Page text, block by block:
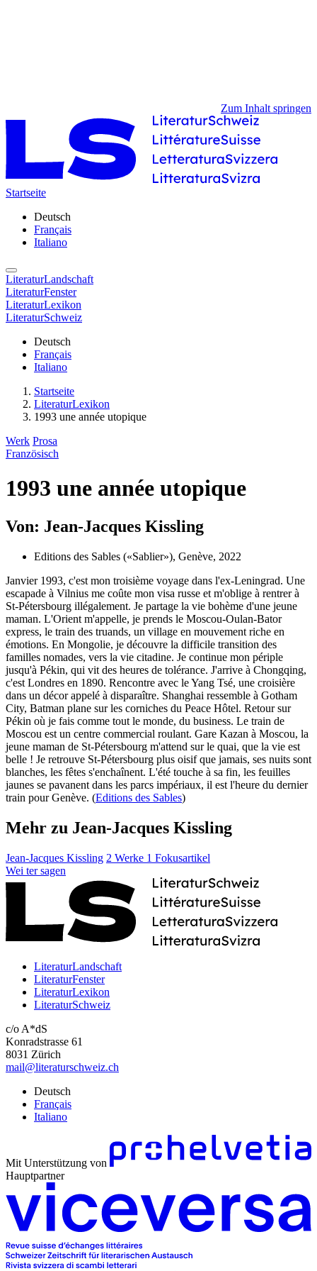
Zum Inhalt springen
Startseite
Deutsch
Français
Italiano
LiteraturLandschaft
LiteraturFenster
LiteraturLexikon
LiteraturSchweiz
Deutsch
Français
Italiano
Startseite
LiteraturLexikon
1993 une année utopique
Werk Prosa
Französisch
1993 une année utopique
Von: Jean-Jacques Kissling
Editions des Sables («Sablier»), Genève, 2022
Janvier 1993, c'est mon troisième voyage dans l'ex-Leningrad. Une
escapade à Vilnius me coûte mon visa russe et m'oblige à rentrer à
St-Pétersbourg illégalement. Je partage la vie bohème d'une jeune
maman. L'Orient m'appelle, je prends le Moscou-Oulan-Bator
express, le train des truands, un village en mouvement riche en
émotions. En Mongolie, je découvre la difficile transition des
familles nomades, vers la vie citadine. Je continue mon périple
jusqu'à Pékin, qui vit des heures de tolérance. J'arrive à Chongqing,
c'est Londres en 1890. Rencontre avec le Yang Tsé, une croisière
dans un décor appelé à disparaître. Shanghai ressemble à Gotham
City, Batman plane sur les corniches du Peace Hôtel. Retour sur
Pékin où je fais comme tout le monde, du business. Le train de
Moscou est un centre commercial roulant. Gare Kazan à Moscou, la
jeune maman de St-Pétersbourg m'attend sur le quai, que la vie est
belle ! Je retrouve St-Pétersbourg plus oisif que jamais, ses nuits sont
blanches, les fêtes s'enchaînent. L'été touche à sa fin, les feuilles
jaunes se pavanent dans les parcs impériaux, il est l'heure du dernier
train pour Genève. (Editions des Sables)
Mehr zu Jean-Jacques Kissling
Jean-Jacques Kissling 2 Werke 1 Fokusartikel
Wei ter sagen
LiteraturLandschaft
LiteraturFenster
LiteraturLexikon
LiteraturSchweiz
c/o A*dS
Konradstrasse 61
8031 Zürich
mail@literaturschweiz.ch
Deutsch
Français
Italiano
Mit Unterstützung von
Hauptpartner